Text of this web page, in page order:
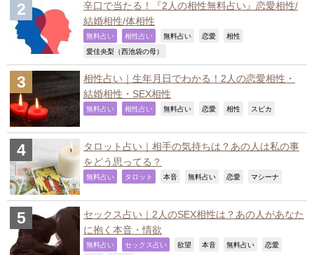
辛口で当たる！『2人の相性無料占い』恋愛相性/
結婚相性/体相性
無料占い 相性占い 無料占い 恋愛 相性
愛佳央梨（西池袋の母）
相性占い｜生年月日でわかる！2人の恋愛相性・
結婚相性・SEX相性
無料占い 相性占い 無料占い 恋愛 相性 スピカ
タロット占い｜相手の気持ちは？あの人は私の事
をどう思ってる？
無料占い タロット 本音 無料占い 恋愛 マシーナ
セックス占い｜2人のSEX相性は？あの人があなた
に抱く本音・情欲
無料占い セックス占い 欲望 本音 無料占い 恋愛